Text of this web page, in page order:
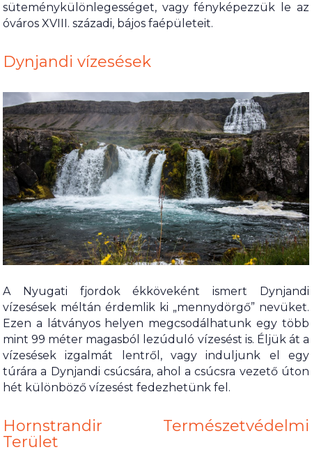
süteménykülönlegességet, vagy fényképezzük le az
óváros XVIII. századi, bájos faépületeit.
Dynjandi vízesések
A Nyugati fjordok ékköveként ismert Dynjandi
vízesések méltán érdemlik ki „mennydörgő” nevüket.
Ezen a látványos helyen megcsodálhatunk egy több
mint 99 méter magasból lezúduló vízesést is. Éljük át a
vízesések izgalmát lentről, vagy induljunk el egy
túrára a Dynjandi csúcsára, ahol a csúcsra vezető úton
hét különböző vízesést fedezhetünk fel.
Hornstrandir Természetvédelmi
Terület